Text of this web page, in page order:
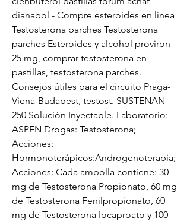
dianabol - Compre esteroides en línea
Testosterona parches Testosterona
parches Esteroides y alcohol proviron
25 mg, comprar testosterona en
pastillas, testosterona parches.
Consejos útiles para el circuito Praga-
Viena-Budapest, testost. SUSTENAN
250 Solución Inyectable. Laboratorio:
ASPEN Drogas: Testosterona;
Acciones:
Hormonoterápicos:Androgenoterapia;
Acciones: Cada ampolla contiene: 30
mg de Testosterona Propionato, 60 mg
de Testosterona Fenilpropionato, 60
mg de Testosterona Iocaproato y 100